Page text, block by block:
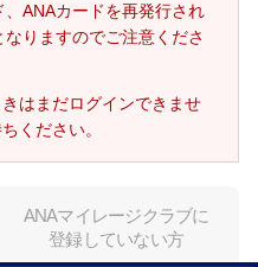
ANAカードを再発行され
りますのでご注意くださ
はまだログインできませ
ください。
ANAマイレージクラブに
登録していない方